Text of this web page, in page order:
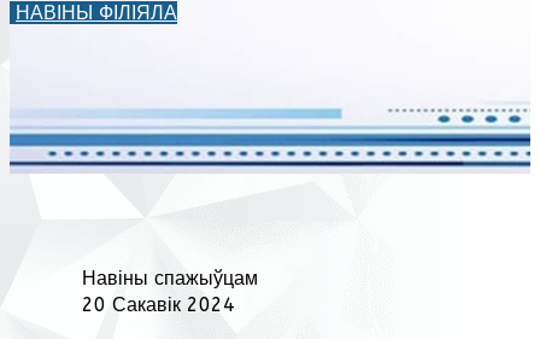
НАВІНЫ ФІЛІЯЛА
Навіны спажыўцам
20 Сакавік 2024